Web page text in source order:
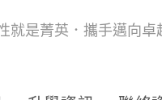
就是菁英．攜手邁向